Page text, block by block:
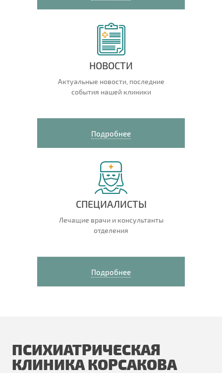
НОВОСТИ
Актуальные новости, последние
события нашей клиники
Подробнее
СПЕЦИАЛИСТЫ
Лечащие врачи и консультанты
отделения
Подробнее
ПСИХИАТРИЧЕСКАЯ
КЛИНИКА КОРСАКОВА